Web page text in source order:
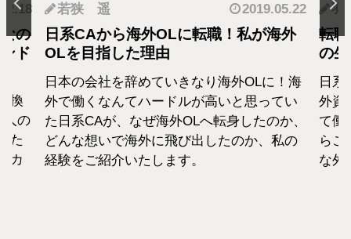
の
ド
換
人の
た
カ
若狭 遥 2019.05.22
日系CAから海外OLに転職！私が海外
OLを目指した理由
日本の会社を辞めていきなり海外OLに！海
外で働くなんてハードルが高いと思ってい
た日系CAが、なぜ海外OLへ転身したのか、
どんな想いで海外に飛び出したのか、私の
経験をご紹介いたします。
羽
転
の
日
外資
て働
らこ
な外